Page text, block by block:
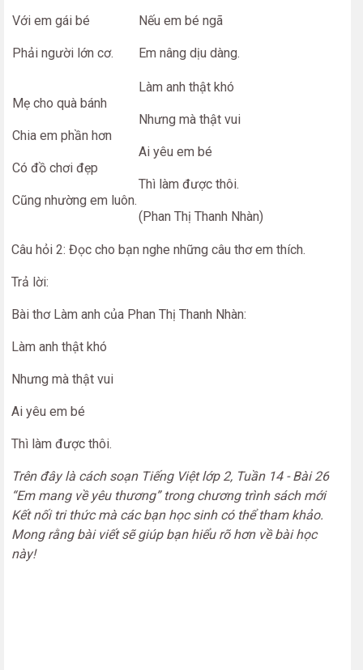
Với em gái bé
Phải người lớn cơ.
Nếu em bé ngã
Em nâng dịu dàng.
Mẹ cho quà bánh
Chia em phần hơn
Có đồ chơi đẹp
Cũng nhường em luôn.
Làm anh thật khó
Nhưng mà thật vui
Ai yêu em bé
Thì làm được thôi.
(Phan Thị Thanh Nhàn)
Câu hỏi 2: Đọc cho bạn nghe những câu thơ em thích.
Trả lời:
Bài thơ Làm anh của Phan Thị Thanh Nhàn:
Làm anh thật khó
Nhưng mà thật vui
Ai yêu em bé
Thì làm được thôi.
Trên đây là cách soạn Tiếng Việt lớp 2, Tuần 14 - Bài 26
“Em mang về yêu thương” trong chương trình sách mới
Kết nối tri thức mà các bạn học sinh có thể tham khảo.
Mong rằng bài viết sẽ giúp bạn hiểu rõ hơn về bài học
này!